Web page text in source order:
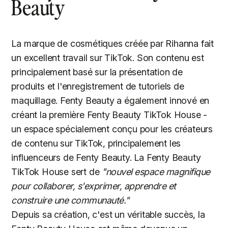
Beauty
La marque de cosmétiques créée par Rihanna fait
un excellent travail sur TikTok. Son contenu est
principalement basé sur la présentation de
produits et l'enregistrement de tutoriels de
maquillage. Fenty Beauty a également innové en
créant la première Fenty Beauty TikTok House -
un espace spécialement conçu pour les créateurs
de contenu sur TikTok, principalement les
influenceurs de Fenty Beauty. La Fenty Beauty
TikTok House sert de "nouvel espace magnifique
pour collaborer, s'exprimer, apprendre et
construire une communauté."
Depuis sa création, c'est un véritable succès, la